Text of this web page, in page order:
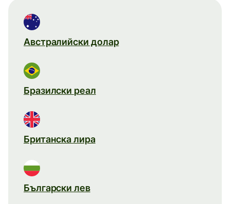
Австралийски долар
Бразилски реал
Британска лира
Български лев